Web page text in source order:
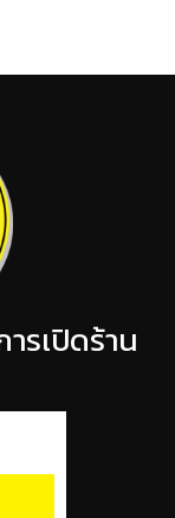
รเปิดร้าน